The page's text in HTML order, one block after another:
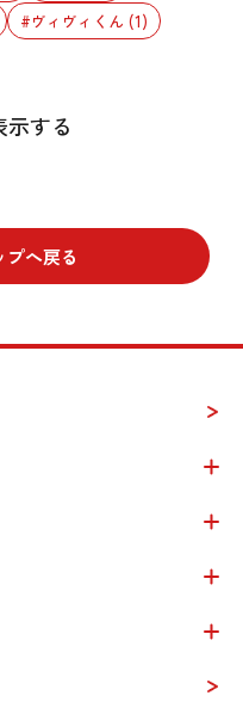
#ヴィヴィくん (1)
示する
へ戻る